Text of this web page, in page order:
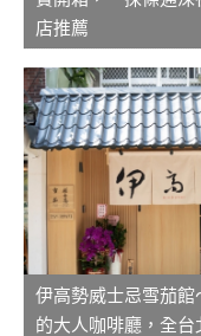
店推薦
伊高勢威士忌雪茄
的大人咖啡廳，全台